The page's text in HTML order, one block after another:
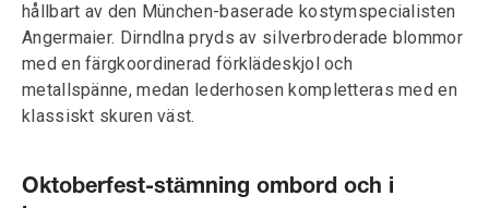
hållbart av den München-baserade kostymspecialisten
Angermaier. Dirndlna pryds av silverbroderade blommor
med en färgkoordinerad förklädeskjol och
metallspänne, medan lederhosen kompletteras med en
klassiskt skuren väst.
Oktoberfest-stämning ombord och i